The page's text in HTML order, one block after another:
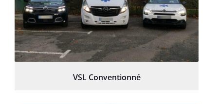
VSL Conventionné